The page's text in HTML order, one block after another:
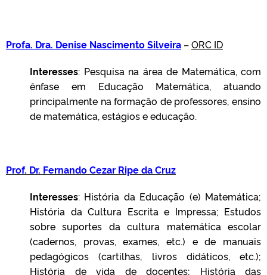
Profa. Dra. Denise Nascimento Silveira –ORC ID
Interesses: Pesquisa na área de Matemática, com
ênfase em Educação Matemática, atuando
principalmente na formação de professores, ensino
de matemática, estágios e educação.
Prof. Dr. Fernando Cezar Ripe da Cruz
Interesses: História da Educação (e) Matemática;
História da Cultura Escrita e Impressa; Estudos
sobre suportes da cultura matemática escolar
(cadernos, provas, exames, etc.) e de manuais
pedagógicos (cartilhas, livros didáticos, etc.);
História de vida de docentes; História das